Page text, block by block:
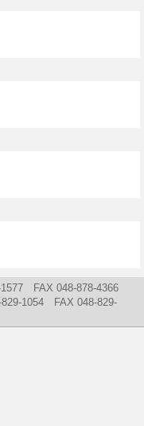
FAX 048-878-4366
1054 FAX 048-829-